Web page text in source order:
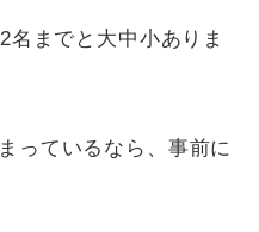
名までと大中小ありま
っているなら、事前に